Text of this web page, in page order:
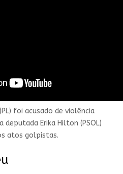
foi acusado de violência
Erika Hilton (PSOL)
atos golpistas.